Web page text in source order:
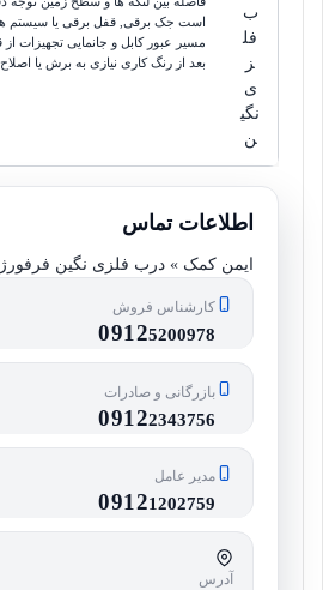
ب
فل
ز
ی
نگی
ن
است جک برقی, قفل برقی یا
مسیر عبور کابل و جانمایی تجهیزات
بعد از رنگ کاری نیازی به برش یا
اطلاعات تماس
ایمن کمک » درب فلزی نگین
کارشناس فروش
09125200978
بازرگانی و صادرات
09122343756
مدیر عامل
09121202759
آدرس